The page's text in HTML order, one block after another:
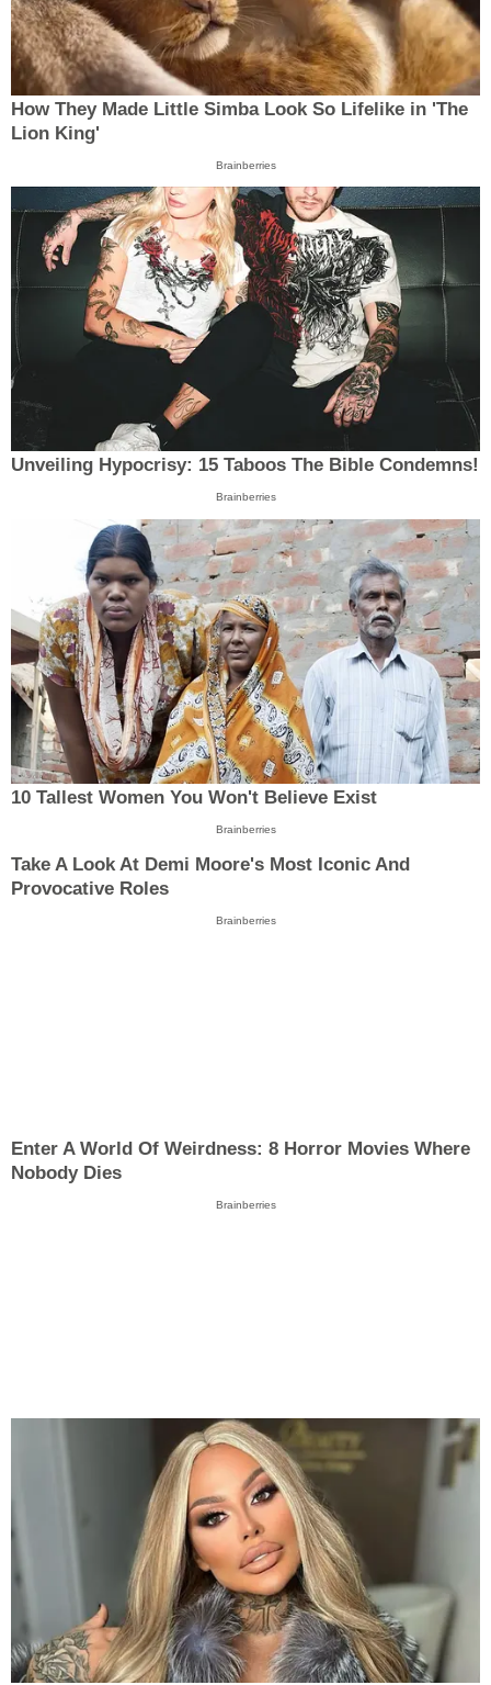
How They Made Little Simba Look So Lifelike in 'The
Lion King'
Brainberries
Unveiling Hypocrisy: 15 Taboos The Bible Condemns!
Brainberries
10 Tallest Women You Won't Believe Exist
Brainberries
Take A Look At Demi Moore's Most Iconic And
Provocative Roles
Brainberries
Enter A World Of Weirdness: 8 Horror Movies Where
Nobody Dies
Brainberries